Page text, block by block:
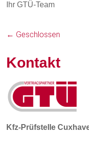
Ihr GTÜ-Team
← Geschlossen
Kontakt
Kfz-Prüfstelle